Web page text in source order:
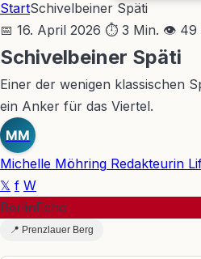
StartSchivelbeiner Späti
📅 16. April 2026 ⏱ 3 Min. 👁 49
Schivelbeiner Späti
Einer der wenigen klassischen
ein Anker für das Viertel.
MM
Michelle Möhring Redakteurin
𝕏 f W
BerlinEcho
📍 Prenzlauer Berg